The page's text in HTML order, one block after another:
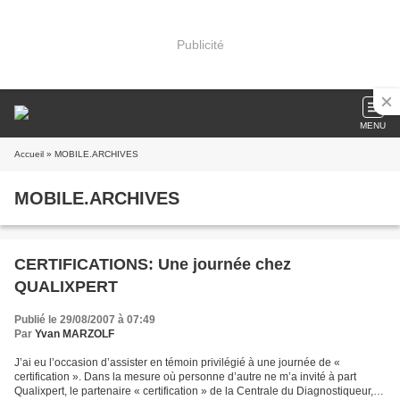
Publicité
MENU
Accueil » MOBILE.ARCHIVES
MOBILE.ARCHIVES
CERTIFICATIONS: Une journée chez
QUALIXPERT
Publié le 29/08/2007 à 07:49
Par Yvan MARZOLF
J’ai eu l’occasion d’assister en témoin privilégié à une journée de «
certification ». Dans la mesure où personne d’autre ne m’a invité à part
Qualixpert, le partenaire « certification » de la Centrale du Diagnostiqueur,